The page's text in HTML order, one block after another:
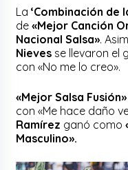
La‘Combinación de
de«Mejor Canción
Nacional Salsa».
Nieves se llevaron el
con «No me lo creo».
«Mejor Salsa Fusión»
con «Me hace daño
Ramírez ganó como
Masculino».